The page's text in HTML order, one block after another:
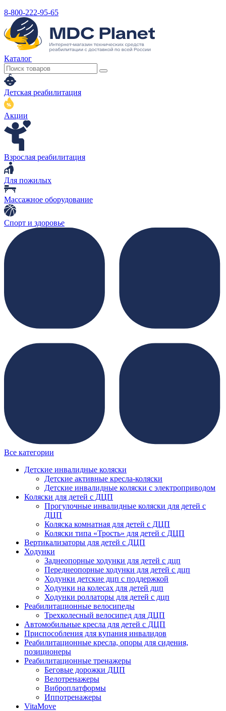
8-800-222-95-65
Каталог
Детская реабилитация
Акции
Взрослая реабилитация
Для пожилых
Массажное оборудование
Спорт и здоровье
Все категории
Детские инвалидные коляски
Детские активные кресла-коляски
Детские инвалидные коляски с электроприводом
Коляски для детей с ДЦП
Прогулочные инвалидные коляски для детей с
ДЦП
Коляска комнатная для детей с ДЦП
Коляски типа «Трость» для детей с ДЦП
Вертикализаторы для детей с ДЦП
Ходунки
Заднеопорные ходунки для детей с дцп
Переднеопорные ходунки для детей с дцп
Ходунки детские дцп с поддержкой
Ходунки на колесах для детей дцп
Ходунки роллаторы для детей с дцп
Реабилитационные велосипеды
Трехколесный велосипед для ДЦП
Автомобильные кресла для детей с ДЦП
Приспособления для купания инвалидов
Реабилитационные кресла, опоры для сидения,
позиционеры
Реабилитационные тренажеры
Беговые дорожки ДЦП
Велотренажеры
Виброплатформы
Иппотренажеры
VitaMove